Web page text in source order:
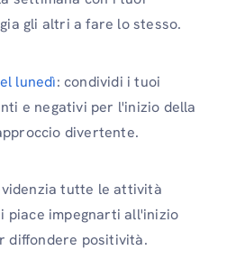
gli altri a fare lo stesso.
lunedì: condividi i tuoi
e negativi per l'inizio della
divertente.
tutte le attività
piace impegnarti all'inizio
diffondere positività.